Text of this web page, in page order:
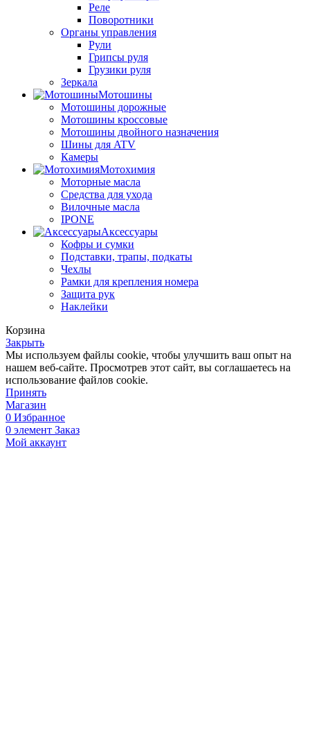
Реле
Поворотники
Органы управления
Рули
Грипсы руля
Грузики руля
Зеркала
Мотошины
Мотошины дорожные
Мотошины кроссовые
Мотошины двойного назначения
Шины для ATV
Камеры
Мотохимия
Моторные масла
Средства для ухода
Вилочные масла
IPONE
Аксессуары
Кофры и сумки
Подставки, трапы, подкаты
Чехлы
Рамки для крепления номера
Защита рук
Наклейки
Корзина
Закрыть
Мы используем файлы cookie, чтобы улучшить ваш опыт на
нашем веб-сайте. Просмотрев этот сайт, вы соглашаетесь на
использование файлов cookie.
Принять
Магазин
0 Избранное
0 элемент Заказ
Мой аккаунт